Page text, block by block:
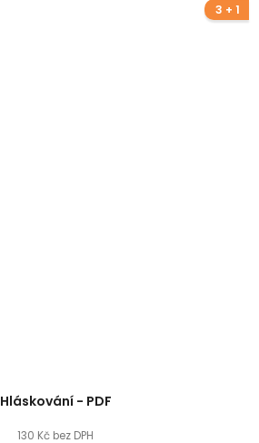
3 + 1
Hláskování - PDF
130 Kč bez DPH